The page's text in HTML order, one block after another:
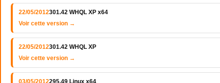
22/05/2012301.42 WHQL XP x64
Voir cette version →
22/05/2012301.42 WHQL XP
Voir cette version →
03/05/2012295.49 Linux x64